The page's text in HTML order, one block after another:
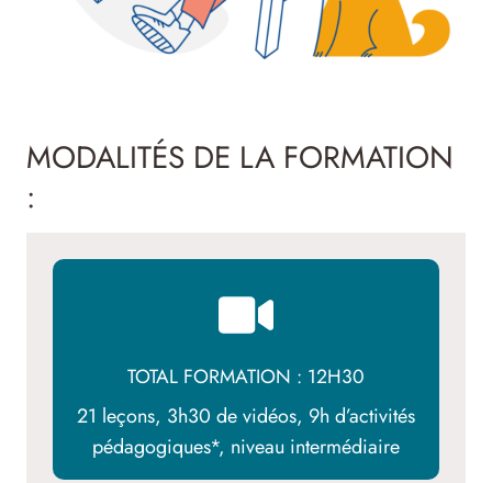
MODALITÉS DE LA FORMATION
:
TOTAL FORMATION : 12H30
21 leçons, 3h30 de vidéos, 9h d’activités
pédagogiques*, niveau intermédiaire